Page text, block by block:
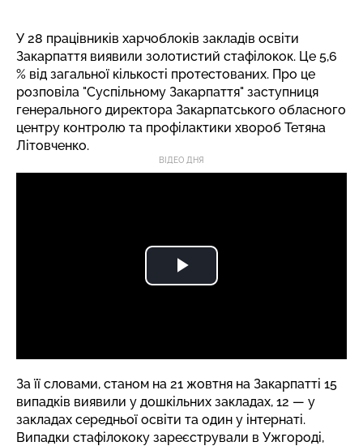
У 28 працівників харчоблоків закладів освіти
Закарпаття виявили золотистий стафілокок. Це 5,6
% від загальної кількості протестованих. Про це
розповіла "Cуспільному Закарпаття" заступниця
генерального директора Закарпатського обласного
центру контролю та профілактики хвороб Тетяна
Літовченко.
ВІДЕО ДНЯ
За її словами, станом на 21 жовтня на Закарпатті 15
випадків виявили у дошкільних закладах, 12 — у
закладах середньої освіти та один у інтернаті.
Випадки стафілококу зареєстрували в Ужгороді,